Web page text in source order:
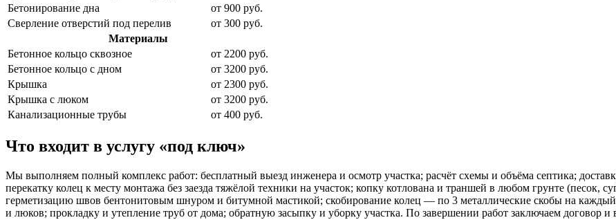
Бетонирование дна
от 900 руб.
Сверление отверстий под перелив
от 300 руб.
Материалы
Бетонное кольцо сквозное
от 2200 руб.
Бетонное кольцо с дном
от 3200 руб.
Крышка
от 2300 руб.
Крышка с люком
от 3200 руб.
Канализационные трубы
от 400 руб.
Что входит в услугу «под ключ»
Мы выполняем полный комплекс работ: бесплатный выезд инженера и осмотр участка; расчёт схемы и объёма септика;
перекатку колец к месту монтажа без заезда тяжёлой техники на участок; копку котлована и траншей в любом грунте (песок,
герметизацию швов бентонитовым шнуром и битумной мастикой; скобирование колец — по 3 металлические скобы на
и люков; прокладку и утепление труб от дома; обратную засыпку и уборку участка. По завершении работ заключаем договор